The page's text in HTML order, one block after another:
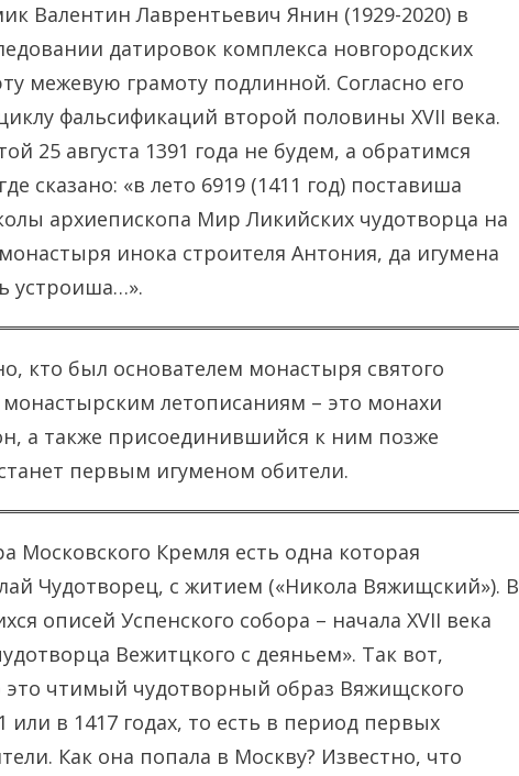
Валентин Лаврентьевич Янин (1929-2020) в
датировок комплекса новгородских
межевую грамоту подлинной. Согласно его
фальсификаций второй половины XVII века.
25 августа 1391 года не будем, а обратимся
сказано: «в лето 6919 (1411 год) поставиша
архиепископа Мир Ликийских чудотворца на
инока строителя Антония, да игумена
устроиша…».
кто был основателем монастыря святого
летописаниям – это монахи
а также присоединившийся к ним позже
первым игуменом обители.
Московского Кремля есть одна которая
Чудотворец, с житием («Никола Вяжищский»). В
описей Успенского собора – начала XVII века
Вежитцкого с деяньем». Так вот,
это чтимый чудотворный образ Вяжищского
в 1417 годах, то есть в период первых
Как она попала в Москву? Известно, что